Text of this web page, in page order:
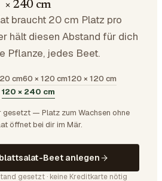
× 240 cm
braucht 20 cm Platz pro
hält diesen Abstand für dich
Pflanze, jedes Beet.
cm60 × 120 cm120 × 120 cm
120 × 240 cm
gesetzt — Platz zum Wachsen ohne
öffnet bei dir im Mär.
Beet anlegen
gesetzt · keine Kreditkarte nötig